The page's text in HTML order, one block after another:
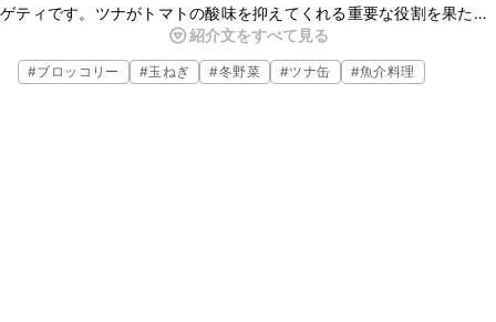
ゲティです。ツナがトマトの酸味を抑えてくれる重要な役割を果たし
ていますし、ブロッコリーとも相性が良いので誰でも美味しく食べら
れる一品です。
紹介文をすべて見る
#ブロッコリー #玉ねぎ #冬野菜 #ツナ缶 #魚介料理